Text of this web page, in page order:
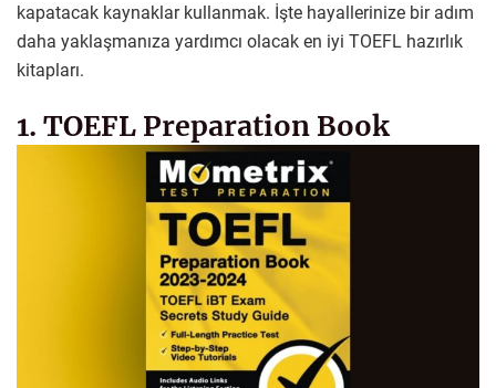
kapatacak kaynaklar kullanmak. İşte hayallerinize bir adım
daha yaklaşmanıza yardımcı olacak en iyi TOEFL hazırlık
kitapları.
1. TOEFL Preparation Book